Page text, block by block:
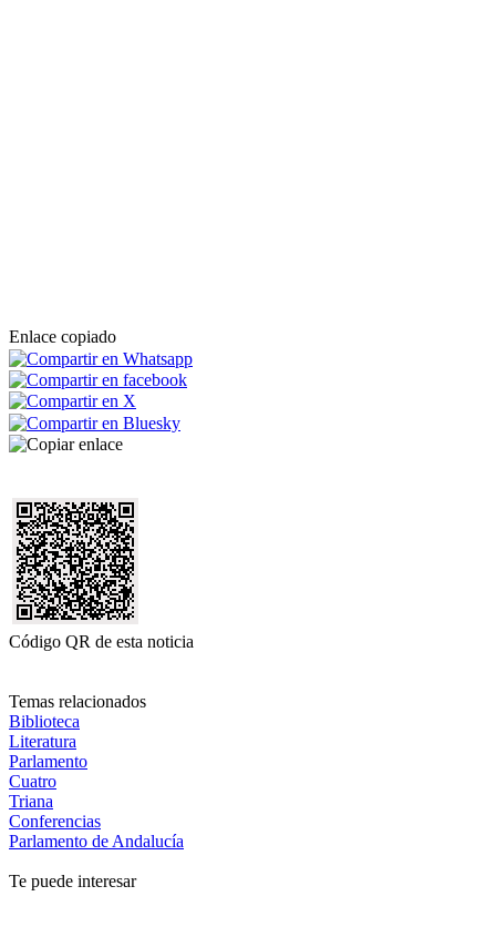
Enlace copiado
Código QR de esta noticia
Temas relacionados
Biblioteca
Literatura
Parlamento
Cuatro
Triana
Conferencias
Parlamento de Andalucía
Te puede interesar